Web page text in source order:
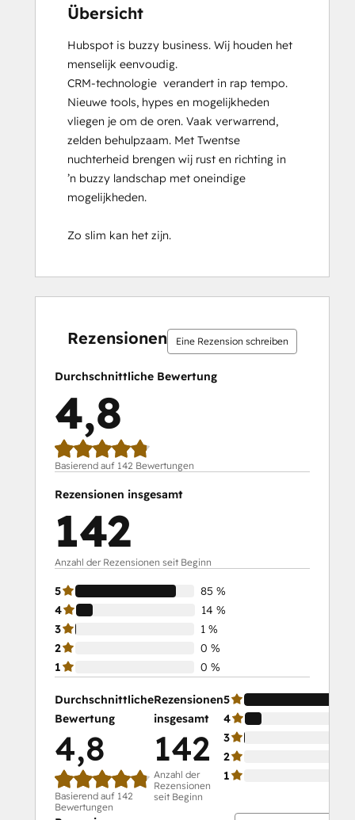
Guided Client Onboarding
HubSpot Marketing Hub Software
Certification
HubSpot Reporting
HubSpot Sales Hub Software
Certification
HubSpot Solutions Partner
HubSpot Trainer Certification
Inbound
Inbound Marketing
Inbound Sales
Objectives-Based Onboarding
Platform Consulting
Sales Enablement
Sales Management Training: Strategies
for Developing a Successful Modern
Salesforce Integration Certification
SEO
SEO II
Service Hub Software
Course
Social Media Marketing Certification II
Übersicht
Hubspot is buzzy business. Wij houden het
menselijk eenvoudig.
CRM-technologie  verandert in rap tempo.
Nieuwe tools, hypes en mogelijkheden
vliegen je om de oren. Vaak verwarrend,
zelden behulpzaam. Met Twentse
nuchterheid brengen wij rust en richting in
’n buzzy landschap met oneindige
mogelijkheden.
Zo slim kan het zijn.
Rezensionen Eine Rezension schreiben
Durchschnittliche Bewertung
4,8
Basierend auf 142 Bewertungen
Rezensionen insgesamt
142
Anzahl der Rezensionen seit Beginn
5
85 %
4
14 %
3
1 %
2
0 %
1
0 %
Durchschnittliche
Bewertung
4,8
Basierend auf 142
Bewertungen
Rezensionen
insgesamt
142
Anzahl der
Rezensionen
seit Beginn
5
4
3
2
1